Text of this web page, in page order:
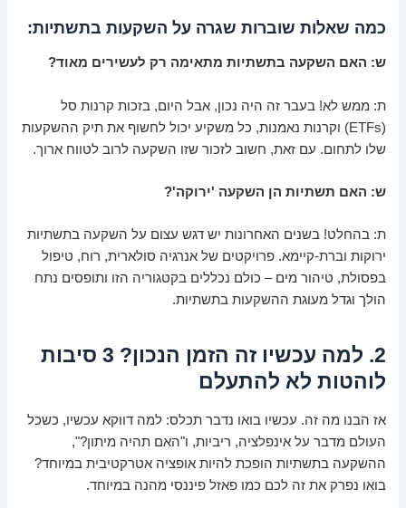
כמה שאלות שוברות שגרה על השקעות בתשתיות:
ש: האם השקעה בתשתיות מתאימה רק לעשירים מאוד?
ת: ממש לא! בעבר זה היה נכון, אבל היום, בזכות קרנות סל
(ETFs) וקרנות נאמנות, כל משקיע יכול לחשוף את תיק ההשקעות
שלו לתחום. עם זאת, חשוב לזכור שזו השקעה לרוב לטווח ארוך.
ש: האם תשתיות הן השקעה 'ירוקה'?
ת: בהחלט! בשנים האחרונות יש דגש עצום על השקעה בתשתיות
ירוקות וברת-קיימא. פרויקטים של אנרגיה סולארית, רוח, טיפול
בפסולת, טיהור מים – כולם נכללים בקטגוריה הזו ותופסים נתח
הולך וגדל מעוגת ההשקעות בתשתיות.
2. למה עכשיו זה הזמן הנכון? 3 סיבות
לוהטות לא להתעלם
אז הבנו מה זה. עכשיו בואו נדבר תכלס: למה דווקא עכשיו, כשכל
העולם מדבר על אינפלציה, ריביות, ו"האם תהיה מיתון?",
ההשקעה בתשתיות הופכת להיות אופציה אטרקטיבית במיוחד?
בואו נפרק את זה לכם כמו פאזל פיננסי מהנה במיוחד.